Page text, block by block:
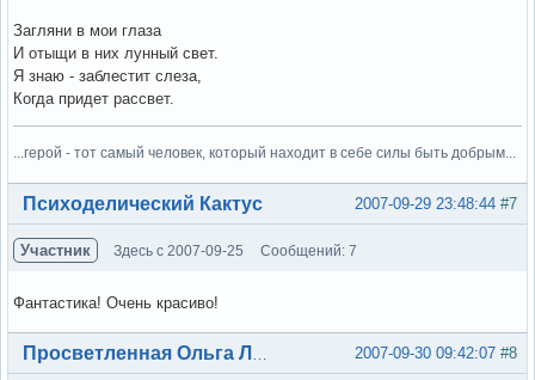
Загляни в мои глаза
И отыщи в них лунный свет.
Я знаю - заблестит слеза,
Когда придет рассвет.
...герой - тот самый человек, который находит в себе силы быть добрым...
Вне форума #7
2007-09-29 23:48:44
Психоделический Кактус
Участник Здесь с 2007-09-25 Сообщений: 7
Фантастика! Очень красиво!
Вне форума #8
2007-09-30 09:42:07